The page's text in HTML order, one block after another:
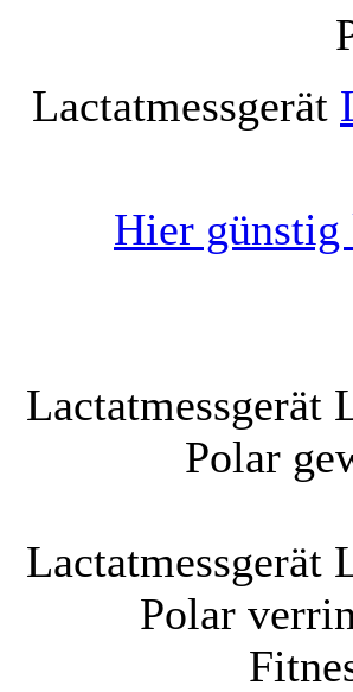
Lactatmessgerät
Hier günstig
Lactatmessgerät
Polar
Lactatmessgerät
Polar